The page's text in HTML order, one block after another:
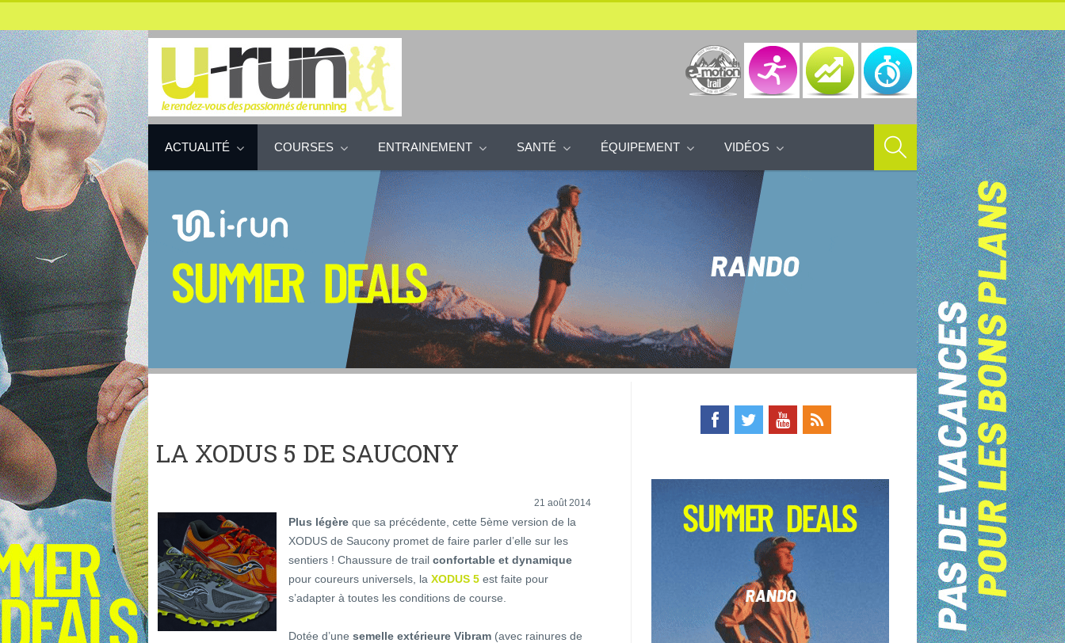
ACTUALITÉ COURSES ENTRAINEMENT SANTÉ ÉQUIPEMENT VIDÉOS
LA XODUS 5 DE SAUCONY
21 août 2014
Plus légère que sa précédente, cette 5ème version de la
XODUS de Saucony promet de faire parler d’elle sur les
sentiers ! Chaussure de trail confortable et dynamique
pour coureurs universels, la XODUS 5 est faite pour
s’adapter à toutes les conditions de course.
Dotée d’une semelle extérieure Vibram (avec rainures de